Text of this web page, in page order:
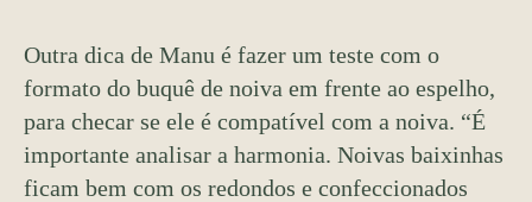
Outra dica de Manu é fazer um teste com o
formato do buquê de noiva em frente ao espelho,
para checar se ele é compatível com a noiva. “É
importante analisar a harmonia. Noivas baixinhas
ficam bem com os redondos e confeccionados